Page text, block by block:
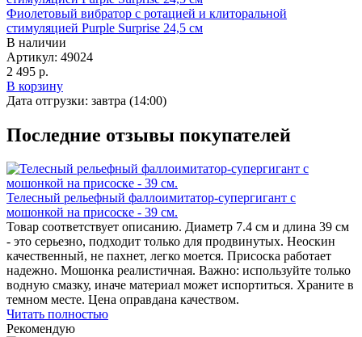
Фиолетовый вибратор с ротацией и клиторальной
стимуляцией Purple Surprise 24,5 см
В наличии
Артикул: 49024
2 495 р.
В корзину
Дата отгрузки: завтра (14:00)
Последние отзывы покупателей
Телесный рельефный фаллоимитатор-супергигант с
мошонкой на присоске - 39 см.
Товар соответствует описанию. Диаметр 7.4 см и длина 39 см
- это серьезно, подходит только для продвинутых. Неоскин
качественный, не пахнет, легко моется. Присоска работает
надежно. Мошонка реалистичная. Важно: используйте только
водную смазку, иначе материал может испортиться. Храните в
темном месте. Цена оправдана качеством.
Читать полностью
Рекомендую